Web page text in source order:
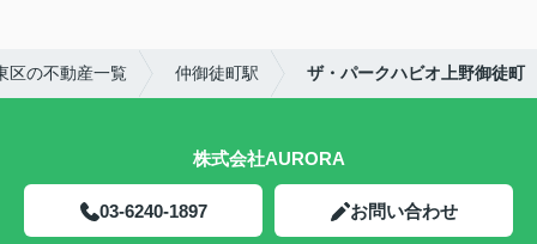
区の不動産一覧 仲御徒町駅 ザ・パークハビオ上野御徒町
株式会社AURORA
03-6240-1897 お問い合わせ